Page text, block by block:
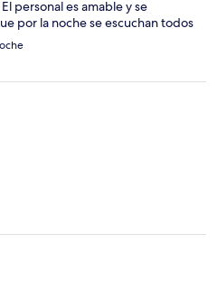
personal es amable y se
por la noche se escuchan todos